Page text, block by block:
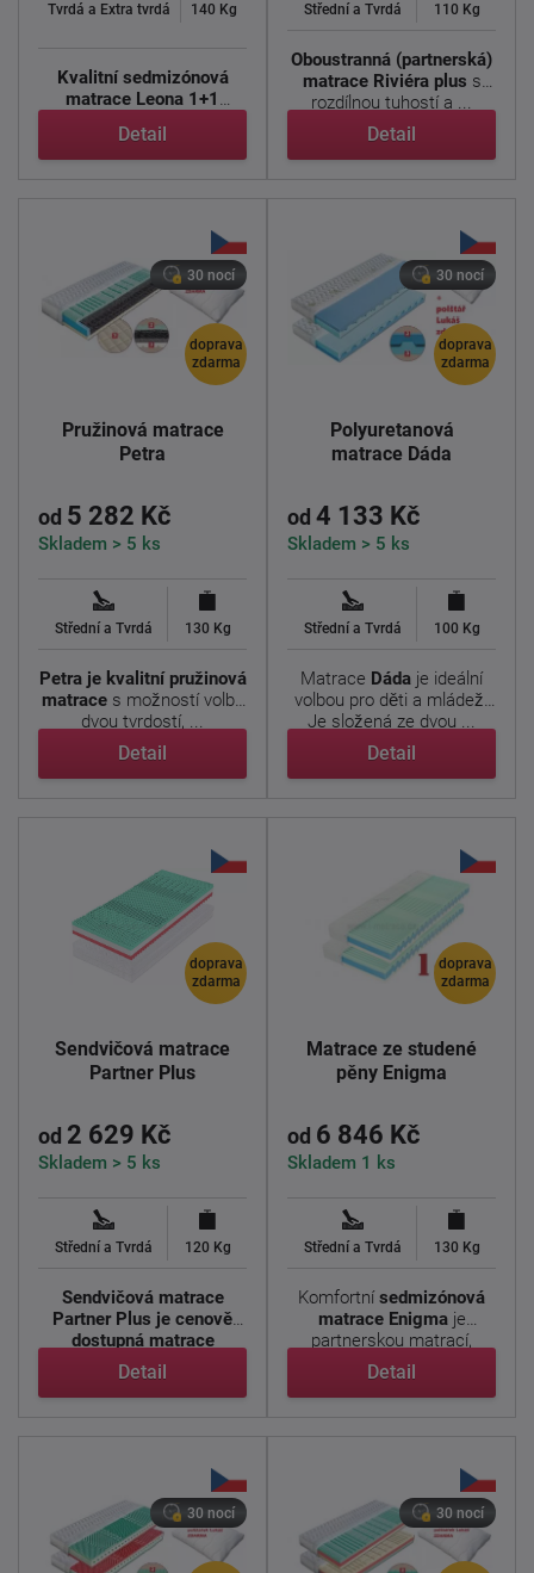
Tvrdá a Extra tvrdá 140 Kg
Kvalitní sedmizónová
matrace Leona 1+1
Detail
Střední a Tvrdá 110 Kg
Oboustranná (partnerská)
matrace Riviéra plus s
rozdílnou tuhostí a ...
Detail
doprava
zdarma
30 nocí
Pružinová matrace
Petra
od 5 282 Kč
Skladem > 5 ks
Střední a Tvrdá 130 Kg
Petra je kvalitní pružinová
matrace s možností volby
dvou tvrdostí, ...
Detail
doprava
zdarma
30 nocí
Polyuretanová
matrace Dáda
od 4 133 Kč
Skladem > 5 ks
Střední a Tvrdá 100 Kg
Matrace Dáda je ideální
volbou pro děti a mládež.
Je složená ze dvou ...
Detail
doprava
zdarma
Sendvičová matrace
Partner Plus
od 2 629 Kč
Skladem > 5 ks
Střední a Tvrdá 120 Kg
Sendvičová matrace
Partner Plus je cenově
dostupná matrace
navržená ...
Detail
doprava
zdarma
Matrace ze studené
pěny Enigma
od 6 846 Kč
Skladem 1 ks
Střední a Tvrdá 130 Kg
Komfortní sedmizónová
matrace Enigmaje
partnerskou matrací,
neboť je ...
Detail
30 nocí 30 nocí